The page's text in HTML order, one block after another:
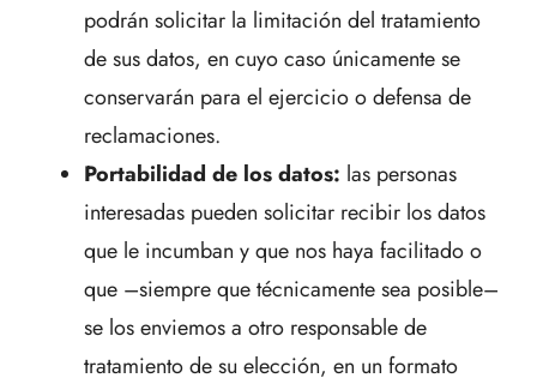
podrán solicitar la limitación del tratamiento
de sus datos, en cuyo caso únicamente se
conservarán para el ejercicio o defensa de
reclamaciones.
Portabilidad de los datos: las personas
interesadas pueden solicitar recibir los datos
que le incumban y que nos haya facilitado o
que –siempre que técnicamente sea posible–
se los enviemos a otro responsable de
tratamiento de su elección, en un formato